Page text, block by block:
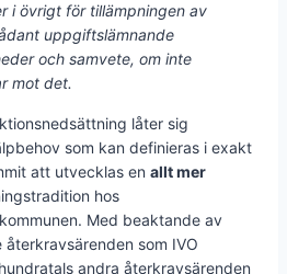
i övrigt för tillämpningen av
uppgiftslämnande
och samvete, om inte
mot det.
låter sig
som kan definieras i exakt
att utvecklas en allt mer
hos
Med beaktande av
som IVO
andra återkravsärenden